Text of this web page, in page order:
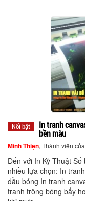
Nổi bật
In tranh
bền màu
Minh Thiện, Thành viên
Đến với In Kỹ Thuật
nhiều lựa chọn: In
dầu bóng In tranh
tranh trông bóng bẩy